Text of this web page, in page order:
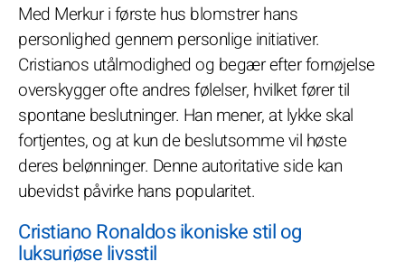
Med Merkur i første hus blomstrer hans
personlighed gennem personlige initiativer.
Cristianos utålmodighed og begær efter fornøjelse
overskygger ofte andres følelser, hvilket fører til
spontane beslutninger. Han mener, at lykke skal
fortjentes, og at kun de beslutsomme vil høste
deres belønninger. Denne autoritative side kan
ubevidst påvirke hans popularitet.
Cristiano Ronaldos ikoniske stil og
luksuriøse livsstil